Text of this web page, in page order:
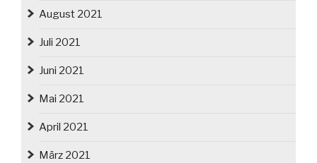
August 2021
Juli 2021
Juni 2021
Mai 2021
April 2021
März 2021